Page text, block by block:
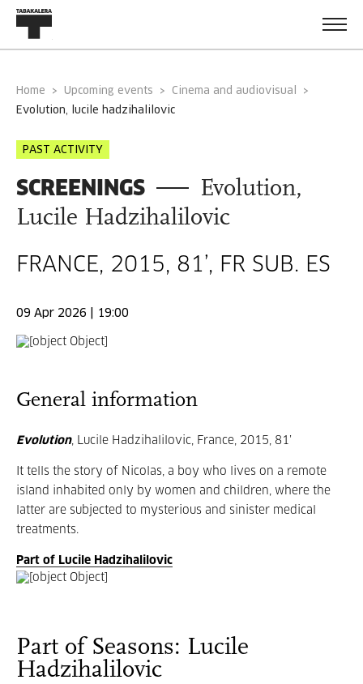
Home Upcoming events
Cinema and audiovisual
evolution, lucile hadzihalilovic
PAST ACTIVITY
SCREENINGS
Evolution,
Lucile Hadzihalilovic
FRANCE, 2015, 81’, FR SUB. ES
09 Apr 2026 | 19:00
General information
Evolution, Lucile Hadzihalilovic, France, 2015, 81’
It tells the story of Nicolas, a boy who lives on a remote
island inhabited only by women and children, where the
latter are subjected to mysterious and sinister medical
treatments.
Part of Lucile Hadzihalilovic
Part of Seasons: Lucile
Hadzihalilovic